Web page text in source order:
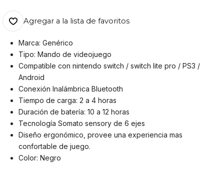
Agregar a la lista de favoritos
Marca: Genérico
Tipo:Mando de videojuego
Compatible connintendo switch / switch lite pro / PS3 /
Android
ConexiónInalámbrica Bluetooth
Tiempo de carga: 2 a 4 horas
Duración de batería: 10 a 12 horas
Tecnología Somato sensory de 6 ejes
Diseño ergonómico, provee una experiencia mas
confortable de juego.
Color: Negro